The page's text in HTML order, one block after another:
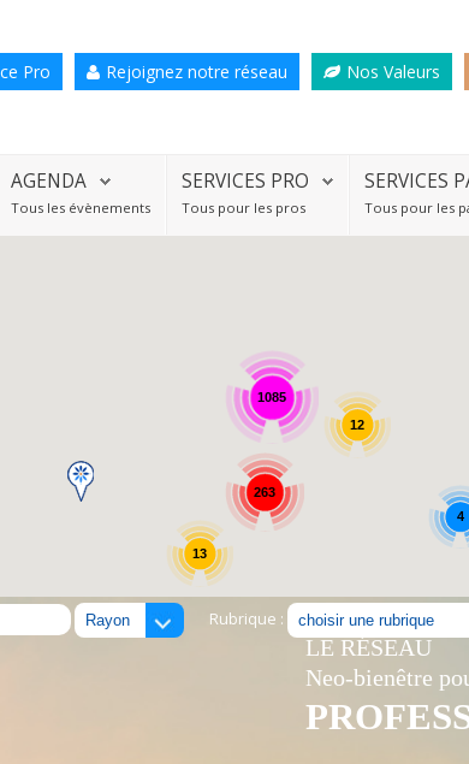
Pro Rejoignez notre réseau Nos Valeurs
AGENDA
Tous les évènements
SERVICES PRO
Tous pour les pros
SERVICES
Tous pour les
1085
13
263
4
12
Rubrique :
LE RÉSEAU
Neo-bienêtre